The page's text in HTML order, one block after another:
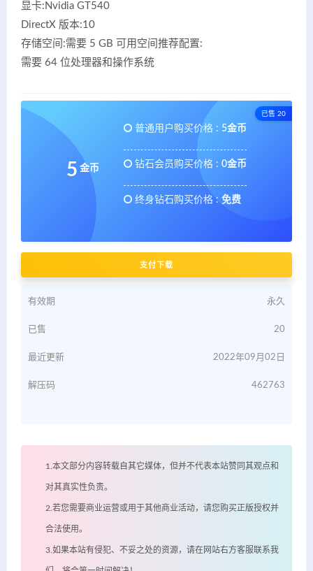
显卡:Nvidia GT540
DirectX 版本:10
存储空间:需要 5 GB 可用空间推荐配置:
需要 64 位处理器和操作系统
已售 20
5 金币
普通用户购买价格 : 5金币
钻石会员购买价格 : 0金币
终身钻石购买价格 : 免费
支付下载
有效期 永久
已售 20
最近更新 2022年09月02日
解压码 462763
1.本文部分内容转载自其它媒体，但并不代表本站赞同其观点和
对其真实性负责。
2.若您需要商业运营或用于其他商业活动，请您购买正版授权并
合法使用。
3.如果本站有侵犯、不妥之处的资源，请在网站右方客服联系我